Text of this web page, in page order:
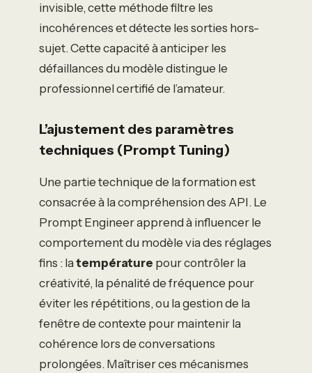
invisible, cette méthode filtre les
incohérences et détecte les sorties hors-
sujet. Cette capacité à anticiper les
défaillances du modèle distingue le
professionnel certifié de l’amateur.
L’ajustement des paramètres
techniques (Prompt Tuning)
Une partie technique de la formation est
consacrée à la compréhension des API. Le
Prompt Engineer apprend à influencer le
comportement du modèle via des réglages
fins : latempérature pour contrôler la
créativité, la pénalité de fréquence pour
éviter les répétitions, ou la gestion de la
fenêtre de contexte pour maintenir la
cohérence lors de conversations
prolongées. Maîtriser ces mécanismes